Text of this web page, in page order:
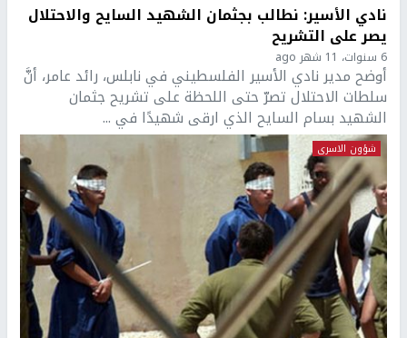
نادي الأسير: نطالب بجثمان الشهيد السايح والاحتلال
يصر على التشريح
6 سنوات، 11 شهر ago
أوضح مدير نادي الأسير الفلسطيني في نابلس، رائد عامر، أنَّ
سلطات الاحتلال تصرّ حتى اللحظة على تشريح جثمان
الشهيد بسام السايح الذي ارقى شهيدًا في ...
شؤون الاسرى